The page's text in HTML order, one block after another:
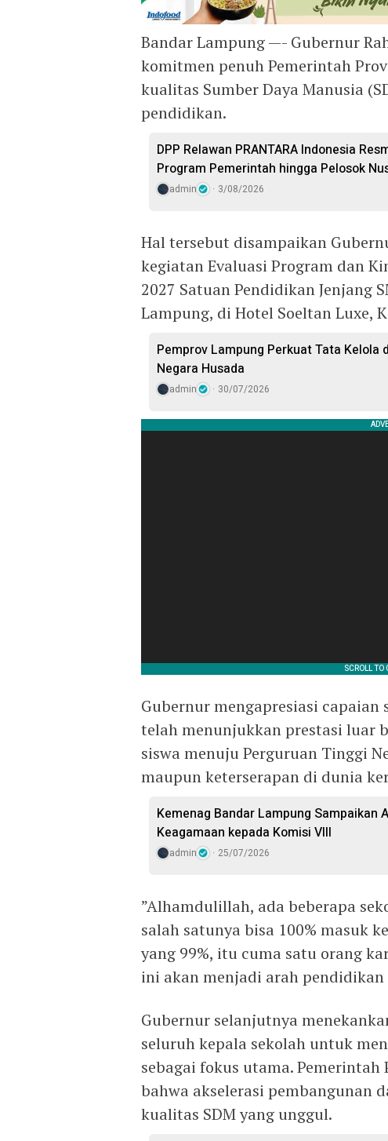
Bandar Lampung —- Gubernur
komitmen penuh Pemerintah
kualitas Sumber Daya Manusia
pendidikan.
DPP Relawan PRANTARA Indonesia
Program Pemerintah hingga Pelosok
admin 3/08/2026
Hal tersebut disampaikan
kegiatan Evaluasi Program dan
2027 Satuan Pendidikan Jenjang
Lampung, di Hotel Soeltan Luxe,
Pemprov Lampung Perkuat Tata Kelola
Negara Husada
admin 30/07/2026
​Gubernur mengapresiasi
telah menunjukkan prestasi luar
siswa menuju Perguruan Tinggi
maupun keterserapan di dunia
Kemenag Bandar Lampung Sampaikan
Keagamaan kepada Komisi VIII
admin 25/07/2026
​”Alhamdulillah, ada beberapa
salah satunya bisa 100% masuk
yang 99%, itu cuma satu orang
ini akan menjadi arah pendidikan
​Gubernur selanjutnya
seluruh kepala sekolah untuk
sebagai fokus utama.
bahwa akselerasi pembangunan
kualitas SDM yang unggul.